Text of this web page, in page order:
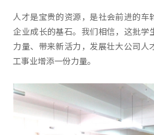
人才是宝贵的资源，是社会前进的车
企业成长的基石。我们相信，这批学
力量、带来新活力，发展壮大公司人
工事业增添一份力量。